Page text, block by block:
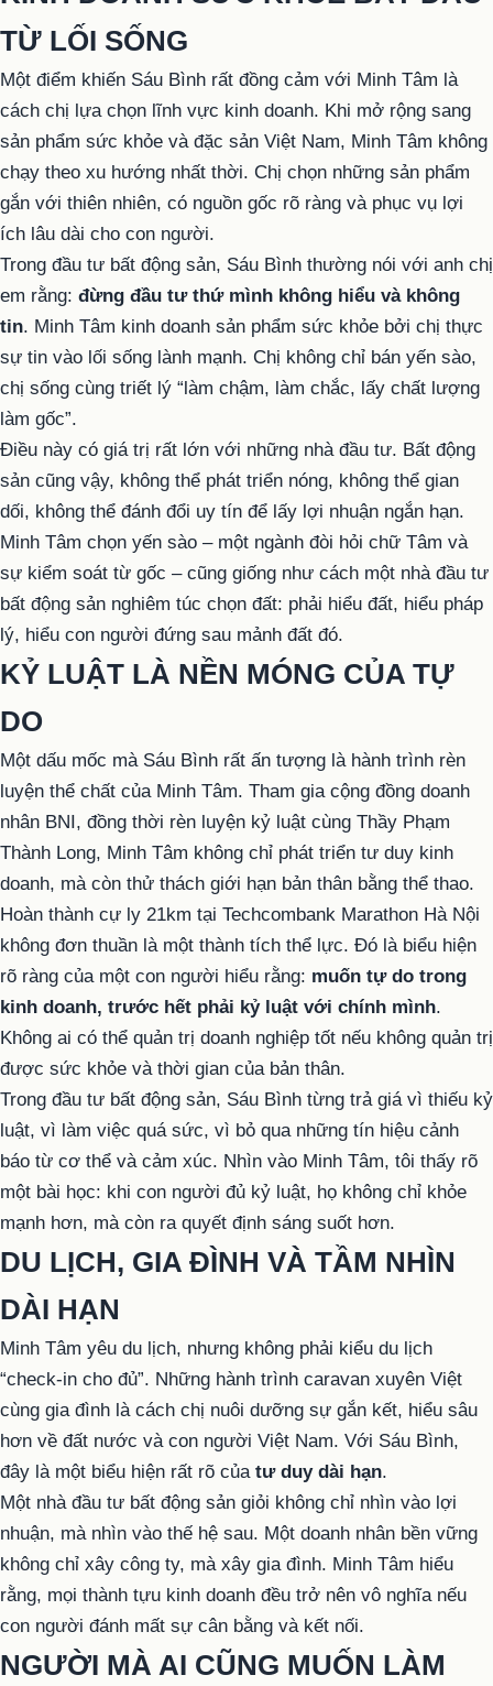
TỪ LỐI SỐNG
Một điểm khiến Sáu Bình rất đồng cảm với Minh Tâm là
cách chị lựa chọn lĩnh vực kinh doanh. Khi mở rộng sang
sản phẩm sức khỏe và đặc sản Việt Nam, Minh Tâm không
chạy theo xu hướng nhất thời. Chị chọn những sản phẩm
gắn với thiên nhiên, có nguồn gốc rõ ràng và phục vụ lợi
ích lâu dài cho con người.
Trong đầu tư bất động sản, Sáu Bình thường nói với anh chị
em rằng: đừng đầu tư thứ mình không hiểu và không
tin. Minh Tâm kinh doanh sản phẩm sức khỏe bởi chị thực
sự tin vào lối sống lành mạnh. Chị không chỉ bán yến sào,
chị sống cùng triết lý “làm chậm, làm chắc, lấy chất lượng
làm gốc”.
Điều này có giá trị rất lớn với những nhà đầu tư. Bất động
sản cũng vậy, không thể phát triển nóng, không thể gian
dối, không thể đánh đổi uy tín để lấy lợi nhuận ngắn hạn.
Minh Tâm chọn yến sào – một ngành đòi hỏi chữ Tâm và
sự kiểm soát từ gốc – cũng giống như cách một nhà đầu tư
bất động sản nghiêm túc chọn đất: phải hiểu đất, hiểu pháp
lý, hiểu con người đứng sau mảnh đất đó.
KỶ LUẬT LÀ NỀN MÓNG CỦA TỰ
DO
Một dấu mốc mà Sáu Bình rất ấn tượng là hành trình rèn
luyện thể chất của Minh Tâm. Tham gia cộng đồng doanh
nhân BNI, đồng thời rèn luyện kỷ luật cùng Thầy Phạm
Thành Long, Minh Tâm không chỉ phát triển tư duy kinh
doanh, mà còn thử thách giới hạn bản thân bằng thể thao.
Hoàn thành cự ly 21km tại Techcombank Marathon Hà Nội
không đơn thuần là một thành tích thể lực. Đó là biểu hiện
rõ ràng của một con người hiểu rằng: muốn tự do trong
kinh doanh, trước hết phải kỷ luật với chính mình.
Không ai có thể quản trị doanh nghiệp tốt nếu không quản trị
được sức khỏe và thời gian của bản thân.
Trong đầu tư bất động sản, Sáu Bình từng trả giá vì thiếu kỷ
luật, vì làm việc quá sức, vì bỏ qua những tín hiệu cảnh
báo từ cơ thể và cảm xúc. Nhìn vào Minh Tâm, tôi thấy rõ
một bài học: khi con người đủ kỷ luật, họ không chỉ khỏe
mạnh hơn, mà còn ra quyết định sáng suốt hơn.
DU LỊCH, GIA ĐÌNH VÀ TẦM NHÌN
DÀI HẠN
Minh Tâm yêu du lịch, nhưng không phải kiểu du lịch
“check-in cho đủ”. Những hành trình caravan xuyên Việt
cùng gia đình là cách chị nuôi dưỡng sự gắn kết, hiểu sâu
hơn về đất nước và con người Việt Nam. Với Sáu Bình,
đây là một biểu hiện rất rõ của tư duy dài hạn.
Một nhà đầu tư bất động sản giỏi không chỉ nhìn vào lợi
nhuận, mà nhìn vào thế hệ sau. Một doanh nhân bền vững
không chỉ xây công ty, mà xây gia đình. Minh Tâm hiểu
rằng, mọi thành tựu kinh doanh đều trở nên vô nghĩa nếu
con người đánh mất sự cân bằng và kết nối.
NGƯỜI MÀ AI CŨNG MUỐN LÀM